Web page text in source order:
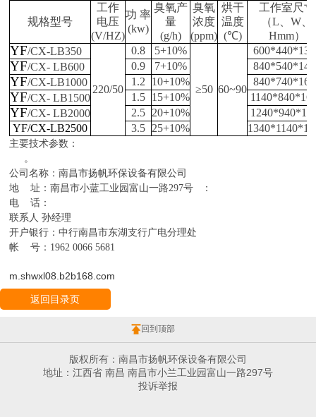
规格型号
工作
电压
(V/HZ)
功 率
(kw)
臭氧产
量
(g/h)
臭氧
浓度
(ppm)
烘干
温度
(℃)
工作室尺寸
（L 、W
Hmm）
YF/CX-LB350
220/50
0.8 5+10%
≥50 60~90
YF/CX- LB600 0.9 7+10% 840*540*14
YF/CX-LB1000 1.2 10+10% 840*740*166
YF/CX- LB1500 1.5 15+10% 1140*840*1
YF/CX- LB2000 2.5 20+10% 1 240*940*1
YF/CX-LB2500
3.5 25+10% 1340*1140*1
主要技术参数：
。
公司名称：南昌市扬帆环保设备有限公司
地 址：南昌市小蓝工业园富山一路297号 ：
电 话：
联系人 孙经理
开户银行：中行南昌市东湖支行广电分理处
帐 号： 1962 0066 5681
m.shwxl08.b2b168.com
返回目录页
回到顶部
版权所有：南昌市扬帆环保设备有限公司
地址：江西省 南昌 南昌市小兰工业园富山一路297号
投诉举报